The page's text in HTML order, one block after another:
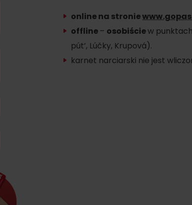
górach
online na stronie
offline– osobiściew
pút’, Lúčky, Krupová).
karnet narciarski nie jest